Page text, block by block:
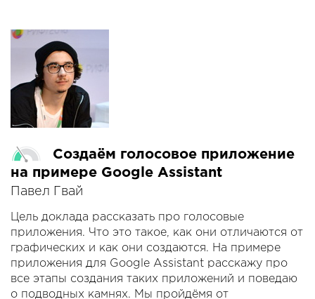
Создаём голосовое приложение
на примере Google Assistant
Павел Гвай
Цель доклада рассказать про голосовые
приложения. Что это такое, как они отличаются от
графических и как они создаются. На примере
приложения для Google Assistant расскажу про
все этапы создания таких приложений и поведаю
о подводных камнях. Мы пройдёмя от